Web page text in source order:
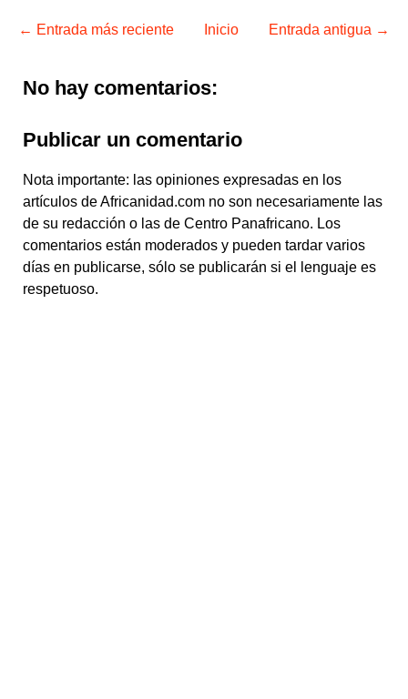
← Entrada más reciente Entrada antigua →
Inicio
No hay comentarios:
Publicar un comentario
Nota importante: las opiniones expresadas en los
artículos de Africanidad.com no son necesariamente las
de su redacción o las de Centro Panafricano. Los
comentarios están moderados y pueden tardar varios
días en publicarse, sólo se publicarán si el lenguaje es
respetuoso.